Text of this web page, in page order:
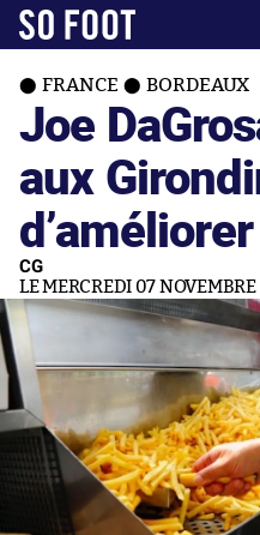
FRANCE BORDEAUX
Joe
aux
CG
LE MERCREDI 07 NOVEMBRE